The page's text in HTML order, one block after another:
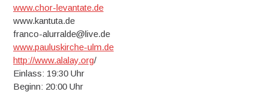
www.chor-levantate.de
www.kantuta.de
franco-alurralde@live.de
www.pauluskirche-ulm.de
http://www.alalay.org/
Einlass: 19:30 Uhr
Beginn: 20:00 Uhr